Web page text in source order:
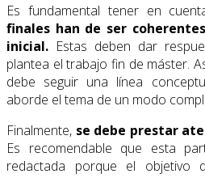
Es fundamental tener en
finales han de ser
inicial. Estas deben dar
plantea el trabajo fin de máster.
debe seguir una línea
aborde el tema de un modo
Finalmente, se debe prestar
Es recomendable que esta
redactada porque el objetivo